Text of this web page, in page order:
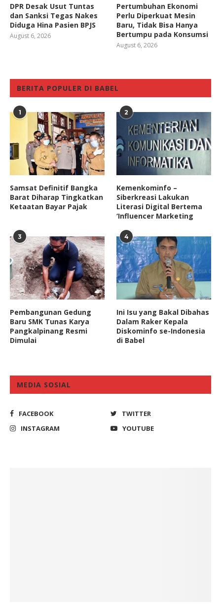
DPR Desak Usut Tuntas
dan Sanksi Tegas Nakes
Diduga Hina Pasien BPJS
August 6, 2026
Pertumbuhan Ekonomi
Perlu Diperkuat Mesin
Baru, Tidak Bisa Hanya
Bertumpu pada Konsumsi
August 6, 2026
BERITA POPULER DI BABEL
1
Samsat Definitif Bangka
Barat Diharap Tingkatkan
Ketaatan Bayar Pajak
2
Kemenkominfo –
Siberkreasi Lakukan
Literasi Digital Bertema
‘Influencer Marketing
3
Pembangunan Gedung
Baru SMK Tunas Karya
Pangkalpinang Resmi
Dimulai
4
Ini Isu yang Bakal Dibahas
Dalam Raker Kepala
Diskominfo se-Indonesia
di Babel
MEDIA SOSIAL
FACEBOOK
TWITTER
INSTAGRAM
YOUTUBE